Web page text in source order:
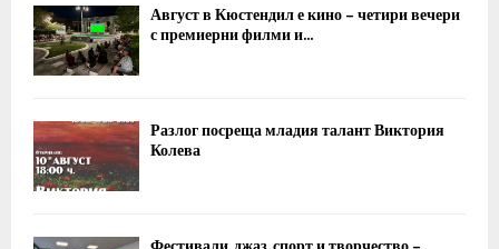
Август в Кюстендил е кино – четири вечери
с премиерни филми и...
Разлог посреща младия талант Виктория
Колева